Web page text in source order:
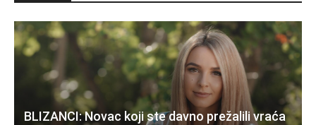
BLIZANCI: Novac koji ste davno prežalili vraća